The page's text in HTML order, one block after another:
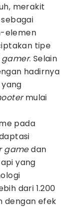
merakit
elemen
tipe
gamer. Selain
hadirnya
mulai
pada
gamedan
yang
dari 1.200
dengan efek